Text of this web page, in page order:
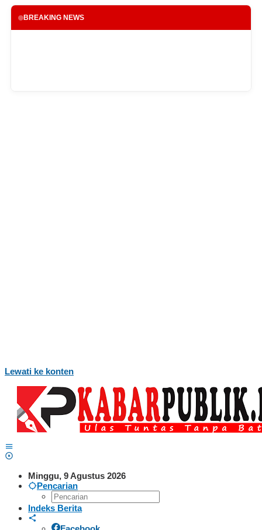
BREAKING NEWS
Lewati ke konten
Minggu, 9 Agustus 2026
Pencarian
Indeks Berita